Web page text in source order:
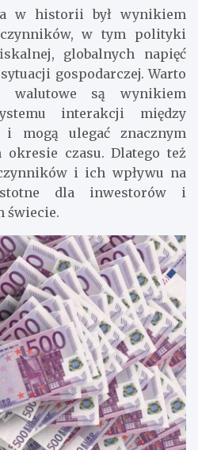
w historii był wynikiem
w tym polityki
globalnych napięć
gospodarczej. Warto
walutowe są wynikiem
interakcji między
mogą ulegać znacznym
czasu. Dlatego też
i ich wpływu na
dla inwestorów i
świecie.